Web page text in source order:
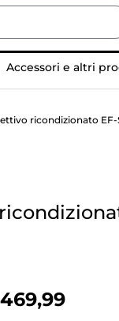
Accessori e altri
ricondizionato EF-